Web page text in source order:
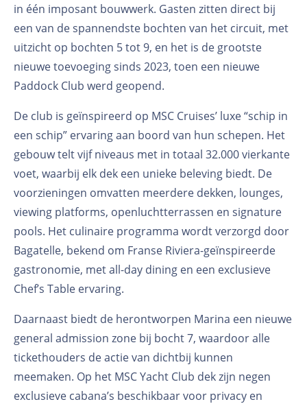
in één imposant bouwwerk. Gasten zitten direct bij
een van de spannendste bochten van het circuit, met
uitzicht op bochten 5 tot 9, en het is de grootste
nieuwe toevoeging sinds 2023, toen een nieuwe
Paddock Club werd geopend.
De club is geïnspireerd op MSC Cruises’ luxe “schip in
een schip” ervaring aan boord van hun schepen. Het
gebouw telt vijf niveaus met in totaal 32.000 vierkante
voet, waarbij elk dek een unieke beleving biedt. De
voorzieningen omvatten meerdere dekken, lounges,
viewing platforms, openluchtterrassen en signature
pools. Het culinaire programma wordt verzorgd door
Bagatelle, bekend om Franse Riviera-geïnspireerde
gastronomie, met all-day dining en een exclusieve
Chef’s Table ervaring.
Daarnaast biedt de herontworpen Marina een nieuwe
general admission zone bij bocht 7, waardoor alle
tickethouders de actie van dichtbij kunnen
meemaken. Op het MSC Yacht Club dek zijn negen
exclusieve cabana’s beschikbaar voor privacy en